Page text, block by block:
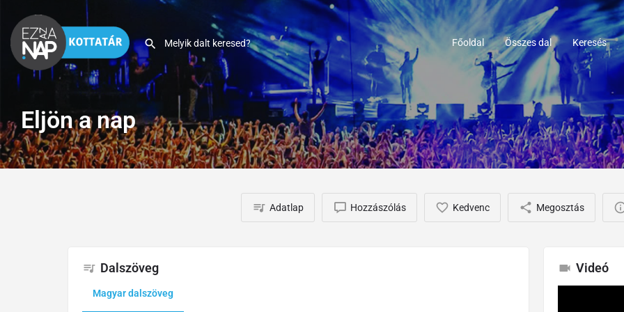
Főoldal Összes dal Keresés
Eljön a nap
Adatlap Hozzászólás Kedvenc Megosztás
Dalszöveg
Magyar dalszöveg
Videó